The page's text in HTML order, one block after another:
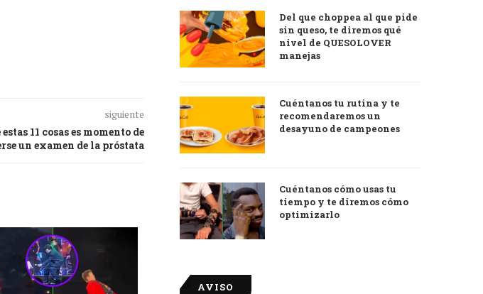
siguiente
11 cosas es momento de
un examen de la próstata
Del que choppea al que pide
sin queso, te diremos qué
nivel de QUESOLOVER
manejas
Cuéntanos tu rutina y te
recomendaremos un
desayuno de campeones
Cuéntanos cómo usas tu
tiempo y te diremos cómo
optimizarlo
AVISO